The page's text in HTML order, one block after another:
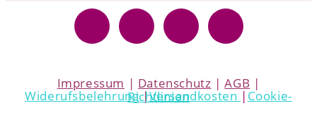
Impressum | Datenschutz |AGB |
Widerufsbelehrung|Versandkosten |
Cookie-Richtlinien